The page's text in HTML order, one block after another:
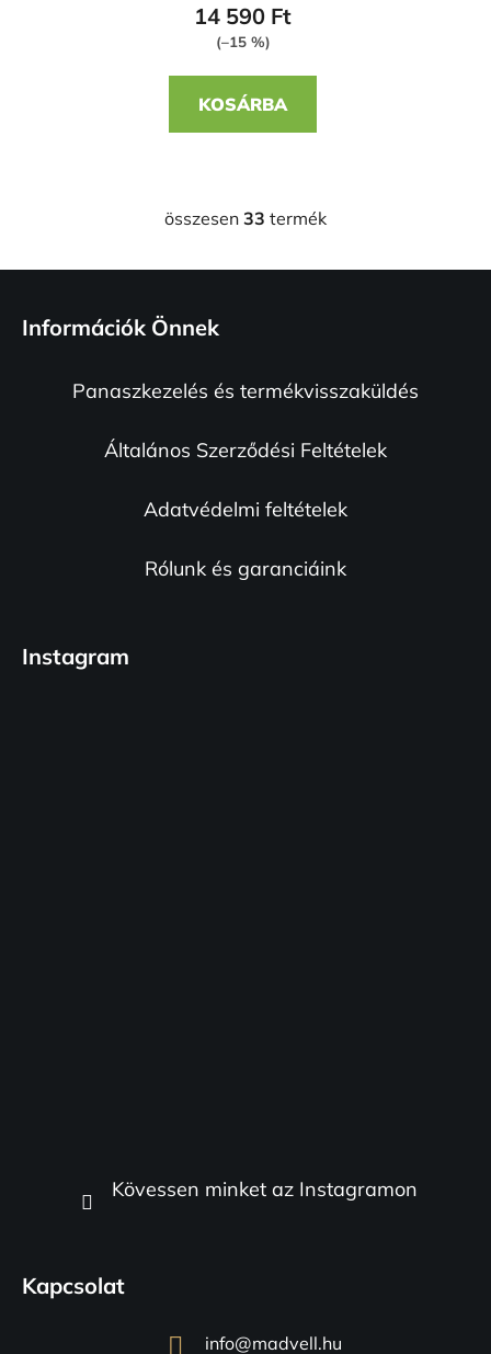
14 590 Ft
(–15 %)
KOSÁRBA
L
s
á
y
á
e
összesen 33 termék
Információk Önnek
Panaszkezelés és termékvisszaküldés
Általános Szerződési Feltételek
Adatvédelmi feltételek
Rólunk és garanciáink
Instagram
Kövessen minket az Instagramon
Kapcsolat
info@madvell.hu